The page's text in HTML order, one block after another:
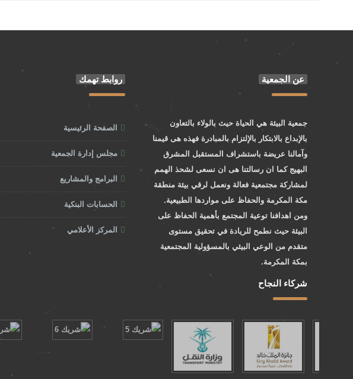
عن الجمعية
جمعية البيئة هي الحياة حيث بالولاء بالتعاون
بالإبداع بالابتكار بالإلتزام بالمبادرة فهذه هى قيمنا
وآمالنا عريضة باستشراف المستقبل المشرق
البهيج كما ان رسالتنا هى ان نسعى لشحذ الهمم
لمشاركة مجتمعية فعالة ونعمل لرقي بيئة منطقة
مكة المكرمة والحفاظ على مواردها الطبيعية.
ومن اهدافنا توعية المجتمع بأهمية الحفاظ على
البيئة حيث نطمح للريادة في تحقيق مستوى
متقدم من الوعي البيئي بالمسؤولية المجتمعية
بمكة المكرمة.
روابط تهمك
الصفحة الرئيسية
مجلس إدارة الجمعية
البرامج والمشاريع
الحسابات البنكية
المركز الأعلامي
شركاء النجاح